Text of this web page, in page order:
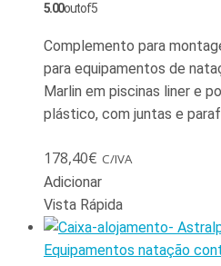
5.00out of 5
Complemento para
para equipamentos de
Marlin em piscinas liner e
plástico, com juntas e
178,40€ C/IVA
Adicionar
Vista Rápida
Equipamentos natação